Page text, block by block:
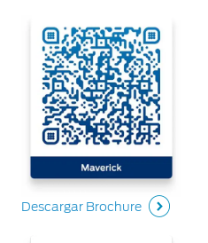
Descargar Brochure